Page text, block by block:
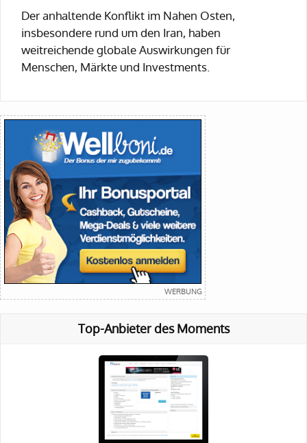
Der anhaltende Konflikt im Nahen Osten,
insbesondere rund um den Iran, haben
weitreichende globale Auswirkungen für
Menschen, Märkte und Investments.
Top-Anbieter des Moments